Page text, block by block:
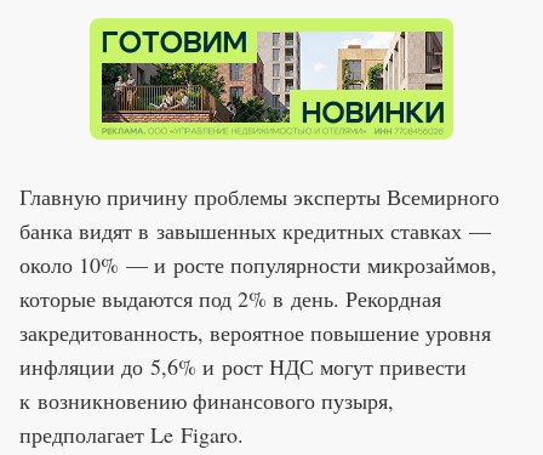
Главную причину проблемы эксперты Всемирного
банка видят в завышенных кредитных ставках —
около 10% — и росте популярности микрозаймов,
которые выдаются под 2% в день. Рекордная
закредитованность, вероятное повышение уровня
инфляции до 5,6% и рост НДС могут привести
к возникновению финансового пузыря,
предполагает Le Figaro.